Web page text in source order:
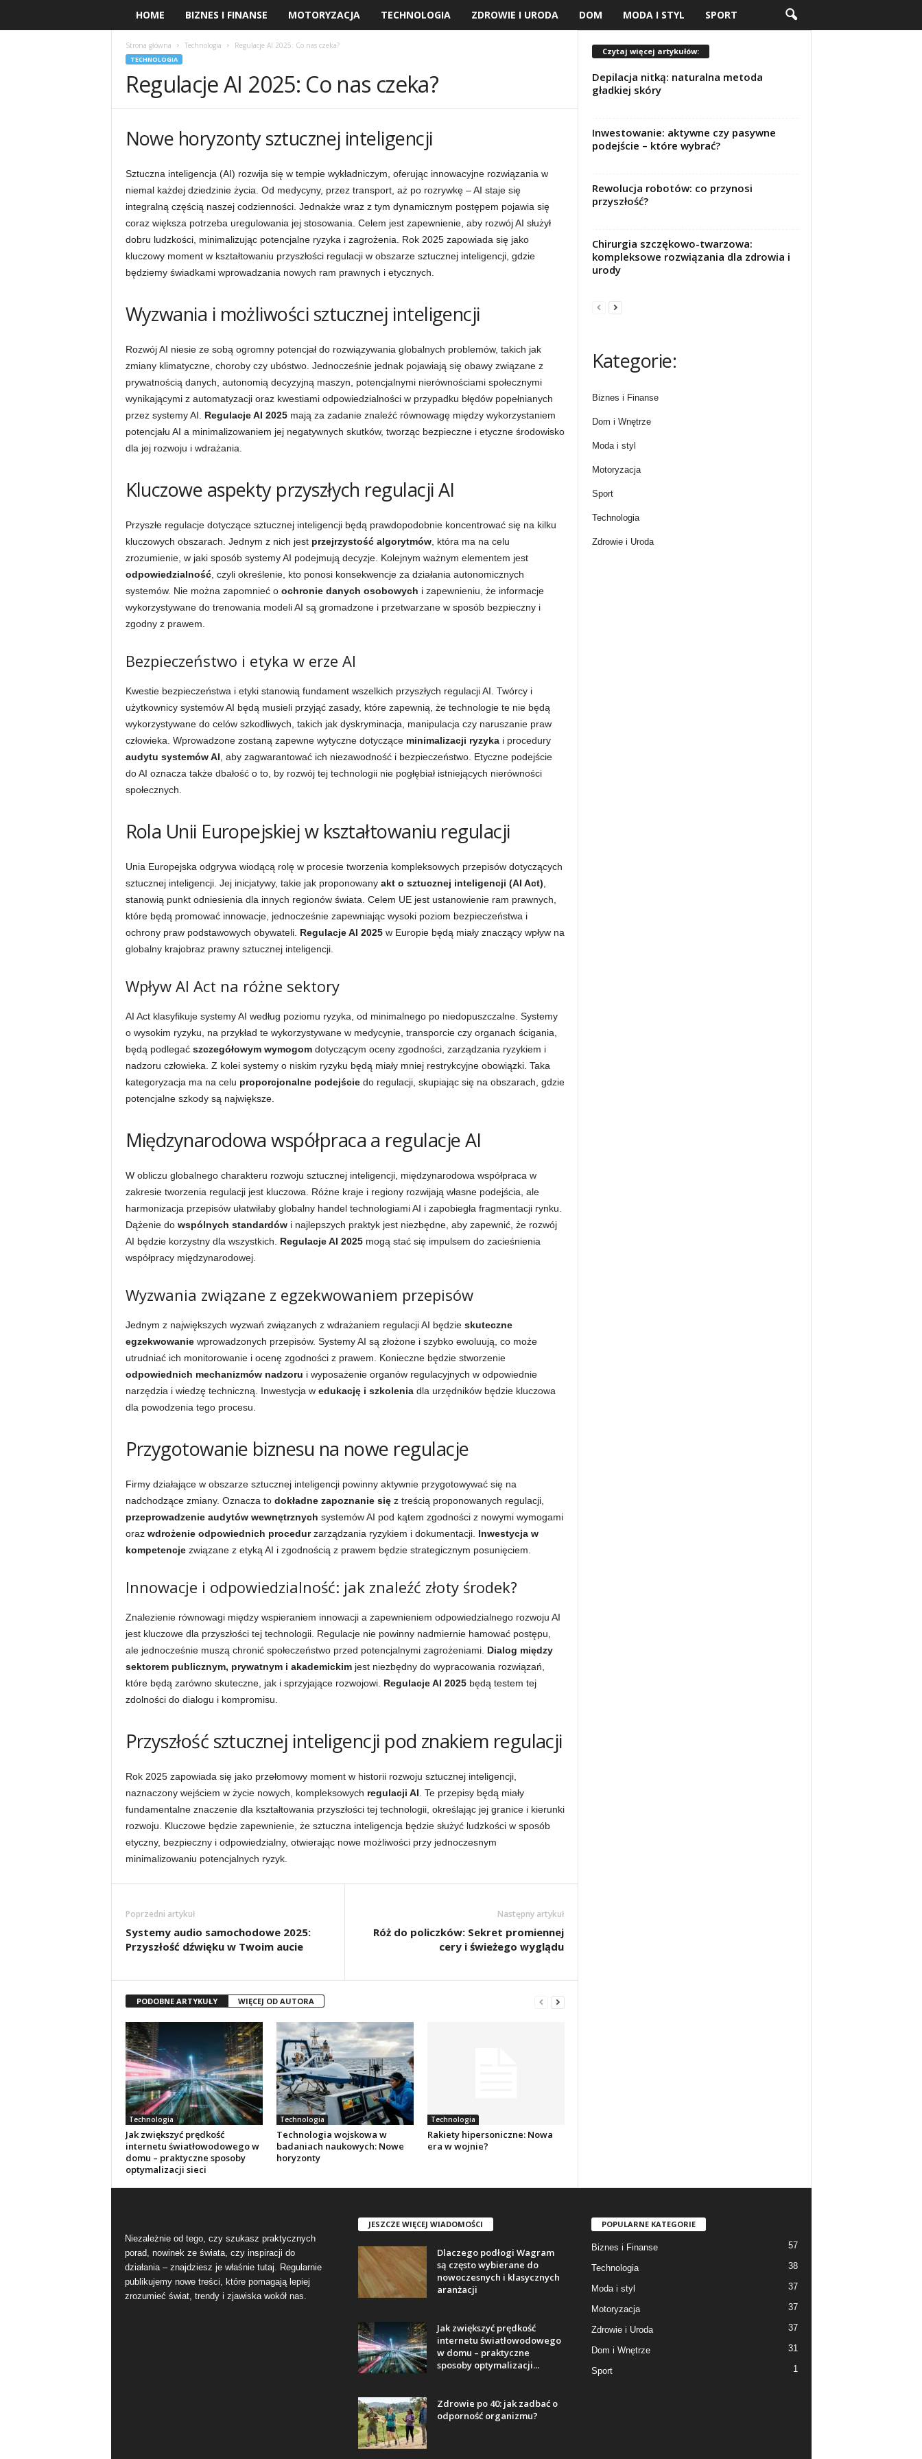
HOME BIZNES I FINANSE MOTORYZACJA TECHNOLOGIA ZDROWIE I URODA DOM MODA I STYL SPORT
Strona główna Technologia Regulacje AI 2025: Co nas czeka?
TECHNOLOGIA
Regulacje AI 2025: Co nas czeka?
Nowe horyzonty sztucznej inteligencji
Sztuczna inteligencja (AI) rozwija się w tempie wykładniczym, oferując innowacyjne rozwiązania w
niemal każdej dziedzinie życia. Od medycyny, przez transport, aż po rozrywkę – AI staje się
integralną częścią naszej codzienności. Jednakże wraz z tym dynamicznym postępem pojawia się
coraz większa potrzeba uregulowania jej stosowania. Celem jest zapewnienie, aby rozwój AI służył
dobru ludzkości, minimalizując potencjalne ryzyka i zagrożenia. Rok 2025 zapowiada się jako
kluczowy moment w kształtowaniu przyszłości regulacji w obszarze sztucznej inteligencji, gdzie
będziemy świadkami wprowadzania nowych ram prawnych i etycznych.
Wyzwania i możliwości sztucznej inteligencji
Rozwój AI niesie ze sobą ogromny potencjał do rozwiązywania globalnych problemów, takich jak
zmiany klimatyczne, choroby czy ubóstwo. Jednocześnie jednak pojawiają się obawy związane z
prywatnością danych, autonomią decyzyjną maszyn, potencjalnymi nierównościami społecznymi
wynikającymi z automatyzacji oraz kwestiami odpowiedzialności w przypadku błędów popełnianych
przez systemy AI. Regulacje AI 2025mają za zadanie znaleźć równowagę między wykorzystaniem
potencjału AI a minimalizowaniem jej negatywnych skutków, tworząc bezpieczne i etyczne środowisko
dla jej rozwoju i wdrażania.
Kluczowe aspekty przyszłych regulacji AI
Przyszłe regulacje dotyczące sztucznej inteligencji będą prawdopodobnie koncentrować się na kilku
kluczowych obszarach. Jednym z nich jest przejrzystość algorytmów, która ma na celu
zrozumienie, w jaki sposób systemy AI podejmują decyzje. Kolejnym ważnym elementem jest
odpowiedzialność, czyli określenie, kto ponosi konsekwencje za działania autonomicznych
systemów. Nie można zapomnieć o ochronie danych osobowych i zapewnieniu, że informacje
wykorzystywane do trenowania modeli AI są gromadzone i przetwarzane w sposób bezpieczny i
zgodny z prawem.
Bezpieczeństwo i etyka w erze AI
Kwestie bezpieczeństwa i etyki stanowią fundament wszelkich przyszłych regulacji AI. Twórcy i
użytkownicy systemów AI będą musieli przyjąć zasady, które zapewnią, że technologie te nie będą
wykorzystywane do celów szkodliwych, takich jak dyskryminacja, manipulacja czy naruszanie praw
człowieka. Wprowadzone zostaną zapewne wytyczne dotyczące minimalizacji ryzykai procedury
audytu systemów AI , aby zagwarantować ich niezawodność i bezpieczeństwo. Etyczne podejście
do AI oznacza także dbałość o to, by rozwój tej technologii nie pogłębiał istniejących nierówności
społecznych.
Rola Unii Europejskiej w kształtowaniu regulacji
Unia Europejska odgrywa wiodącą rolę w procesie tworzenia kompleksowych przepisów dotyczących
sztucznej inteligencji. Jej inicjatywy, takie jak proponowany akt o sztucznej inteligencji (AI Act)
stanowią punkt odniesienia dla innych regionów świata. Celem UE jest ustanowienie ram prawnych,
które będą promować innowacje, jednocześnie zapewniając wysoki poziom bezpieczeństwa i
ochrony praw podstawowych obywateli. Regulacje AI 2025w Europie będą miały znaczący wpływ na
globalny krajobraz prawny sztucznej inteligencji.
Wpływ AI Act na różne sektory
AI Act klasyfikuje systemy AI według poziomu ryzyka, od minimalnego po niedopuszczalne. Systemy
o wysokim ryzyku, na przykład te wykorzystywane w medycynie, transporcie czy organach ścigania,
będą podlegać szczegółowym wymogomdotyczącym oceny zgodności, zarządzania ryzykiem i
nadzoru człowieka. Z kolei systemy o niskim ryzyku będą miały mniej restrykcyjne obowiązki. Taka
kategoryzacja ma na celu proporcjonalne podejściedo regulacji, skupiając się na obszarach, gdzie
potencjalne szkody są największe.
Międzynarodowa współpraca a regulacje AI
W obliczu globalnego charakteru rozwoju sztucznej inteligencji, międzynarodowa współpraca w
zakresie tworzenia regulacji jest kluczowa. Różne kraje i regiony rozwijają własne podejścia, ale
harmonizacja przepisów ułatwiłaby globalny handel technologiami AI i zapobiegła fragmentacji rynku.
Dążenie do wspólnych standardówi najlepszych praktyk jest niezbędne, aby zapewnić, że rozwój
AI będzie korzystny dla wszystkich. Regulacje AI 2025mogą stać się impulsem do zacieśnienia
współpracy międzynarodowej.
Wyzwania związane z egzekwowaniem przepisów
Jednym z największych wyzwań związanych z wdrażaniem regulacji AI będzie skuteczne
egzekwowaniewprowadzonych przepisów. Systemy AI są złożone i szybko ewoluują, co może
utrudniać ich monitorowanie i ocenę zgodności z prawem. Konieczne będzie stworzenie
odpowiednich mechanizmów nadzoru i wyposażenie organów regulacyjnych w odpowiednie
narzędzia i wiedzę techniczną. Inwestycja w edukację i szkoleniadla urzędników będzie kluczowa
dla powodzenia tego procesu.
Przygotowanie biznesu na nowe regulacje
Firmy działające w obszarze sztucznej inteligencji powinny aktywnie przygotowywać się na
nadchodzące zmiany. Oznacza to dokładne zapoznanie sięz treścią proponowanych regulacji,
przeprowadzenie audytów wewnętrznych systemów AI pod kątem zgodności z nowymi wymogami
oraz wdrożenie odpowiednich procedurzarządzania ryzykiem i dokumentacji. Inwestycja w
kompetencjezwiązane z etyką AI i zgodnością z prawem będzie strategicznym posunięciem.
Innowacje i odpowiedzialność: jak znaleźć złoty środek?
Znalezienie równowagi między wspieraniem innowacji a zapewnieniem odpowiedzialnego rozwoju AI
jest kluczowe dla przyszłości tej technologii. Regulacje nie powinny nadmiernie hamować postępu,
ale jednocześnie muszą chronić społeczeństwo przed potencjalnymi zagrożeniami. Dialog między
sektorem publicznym, prywatnym i akademickimjest niezbędny do wypracowania rozwiązań,
które będą zarówno skuteczne, jak i sprzyjające rozwojowi. Regulacje AI 2025będą testem tej
zdolności do dialogu i kompromisu.
Przyszłość sztucznej inteligencji pod znakiem regulacji
Rok 2025 zapowiada się jako przełomowy moment w historii rozwoju sztucznej inteligencji,
naznaczony wejściem w życie nowych, kompleksowych regulacji AI . Te przepisy będą miały
fundamentalne znaczenie dla kształtowania przyszłości tej technologii, określając jej granice i kierunki
rozwoju. Kluczowe będzie zapewnienie, że sztuczna inteligencja będzie służyć ludzkości w sposób
etyczny, bezpieczny i odpowiedzialny, otwierając nowe możliwości przy jednoczesnym
minimalizowaniu potencjalnych ryzyk.
Poprzedni artykuł
Systemy audio samochodowe 2025:
Przyszłość dźwięku w Twoim aucie
Następny artykuł
Róż do policzków: Sekret promiennej
cery i świeżego wyglądu
PODOBNE ARTYKUŁY WIĘCEJ OD AUTORA
Technologia
Jak zwiększyć prędkość
internetu światłowodowego w
domu – praktyczne sposoby
optymalizacji sieci
Technologia
Technologia wojskowa w
badaniach naukowych: Nowe
horyzonty
Technologia
Rakiety hipersoniczne: Nowa
era w wojnie?
Czytaj więcej artykułów:
Depilacja nitką: naturalna metoda
gładkiej skóry
Inwestowanie: aktywne czy pasywne
podejście – które wybrać?
Rewolucja robotów: co przynosi
przyszłość?
Chirurgia szczękowo-twarzowa:
kompleksowe rozwiązania dla zdrowia i
urody
Kategorie:
Biznes i Finanse
Dom i Wnętrze
Moda i styl
Motoryzacja
Sport
Technologia
Zdrowie i Uroda
Niezależnie od tego, czy szukasz praktycznych
porad, nowinek ze świata, czy inspiracji do
działania – znajdziesz je właśnie tutaj. Regularnie
publikujemy nowe treści, które pomagają lepiej
zrozumieć świat, trendy i zjawiska wokół nas.
JESZCZE WIĘCEJ WIADOMOŚCI
Dlaczego podłogi Wagram
są często wybierane do
nowoczesnych i klasycznych
aranżacji
Jak zwiększyć prędkość
internetu światłowodowego
w domu – praktyczne
sposoby optymalizacji...
Zdrowie po 40: jak zadbać o
odporność organizmu?
POPULARNE KATEGORIE
Biznes i Finanse 57
Technologia 38
Moda i styl 37
Motoryzacja 37
Zdrowie i Uroda 37
Dom i Wnętrze 31
Sport 1